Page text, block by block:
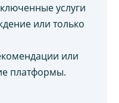
услуги
или только
или
платформы.